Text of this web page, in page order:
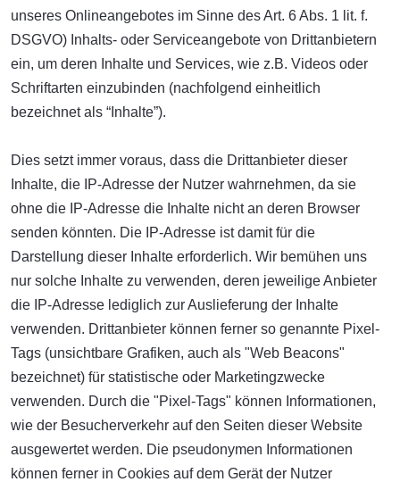
unseres Onlineangebotes im Sinne des Art. 6 Abs. 1 lit. f.
DSGVO) Inhalts- oder Serviceangebote von Drittanbietern
ein, um deren Inhalte und Services, wie z.B. Videos oder
Schriftarten einzubinden (nachfolgend einheitlich
bezeichnet als “Inhalte”).
Dies setzt immer voraus, dass die Drittanbieter dieser
Inhalte, die IP-Adresse der Nutzer wahrnehmen, da sie
ohne die IP-Adresse die Inhalte nicht an deren Browser
senden könnten. Die IP-Adresse ist damit für die
Darstellung dieser Inhalte erforderlich. Wir bemühen uns
nur solche Inhalte zu verwenden, deren jeweilige Anbieter
die IP-Adresse lediglich zur Auslieferung der Inhalte
verwenden. Drittanbieter können ferner so genannte Pixel-
Tags (unsichtbare Grafiken, auch als "Web Beacons"
bezeichnet) für statistische oder Marketingzwecke
verwenden. Durch die "Pixel-Tags" können Informationen,
wie der Besucherverkehr auf den Seiten dieser Website
ausgewertet werden. Die pseudonymen Informationen
können ferner in Cookies auf dem Gerät der Nutzer